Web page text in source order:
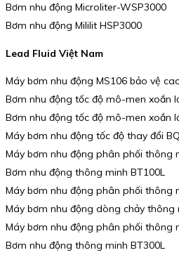
Bơm nhu động Microliter-WSP3000
Bơm nhu động Mililit HSP3000
Lead Fluid Việt Nam
Máy bơm nhu động MS106 bảo vệ
Bơm nhu động tốc độ mô-men xoắn
Bơm nhu động tốc độ mô-men xoắn
Máy bơm nhu động tốc độ thay đổi
Máy bơm nhu động phân phối thông
Bơm nhu động thông minh BT100L
Máy bơm nhu động phân phối thông
Máy bơm nhu động dòng chảy thông
Máy bơm nhu động phân phối thông
Bơm nhu động thông minh BT300L